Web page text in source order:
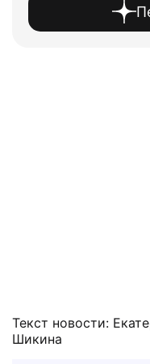
Текст новости:
Шикина